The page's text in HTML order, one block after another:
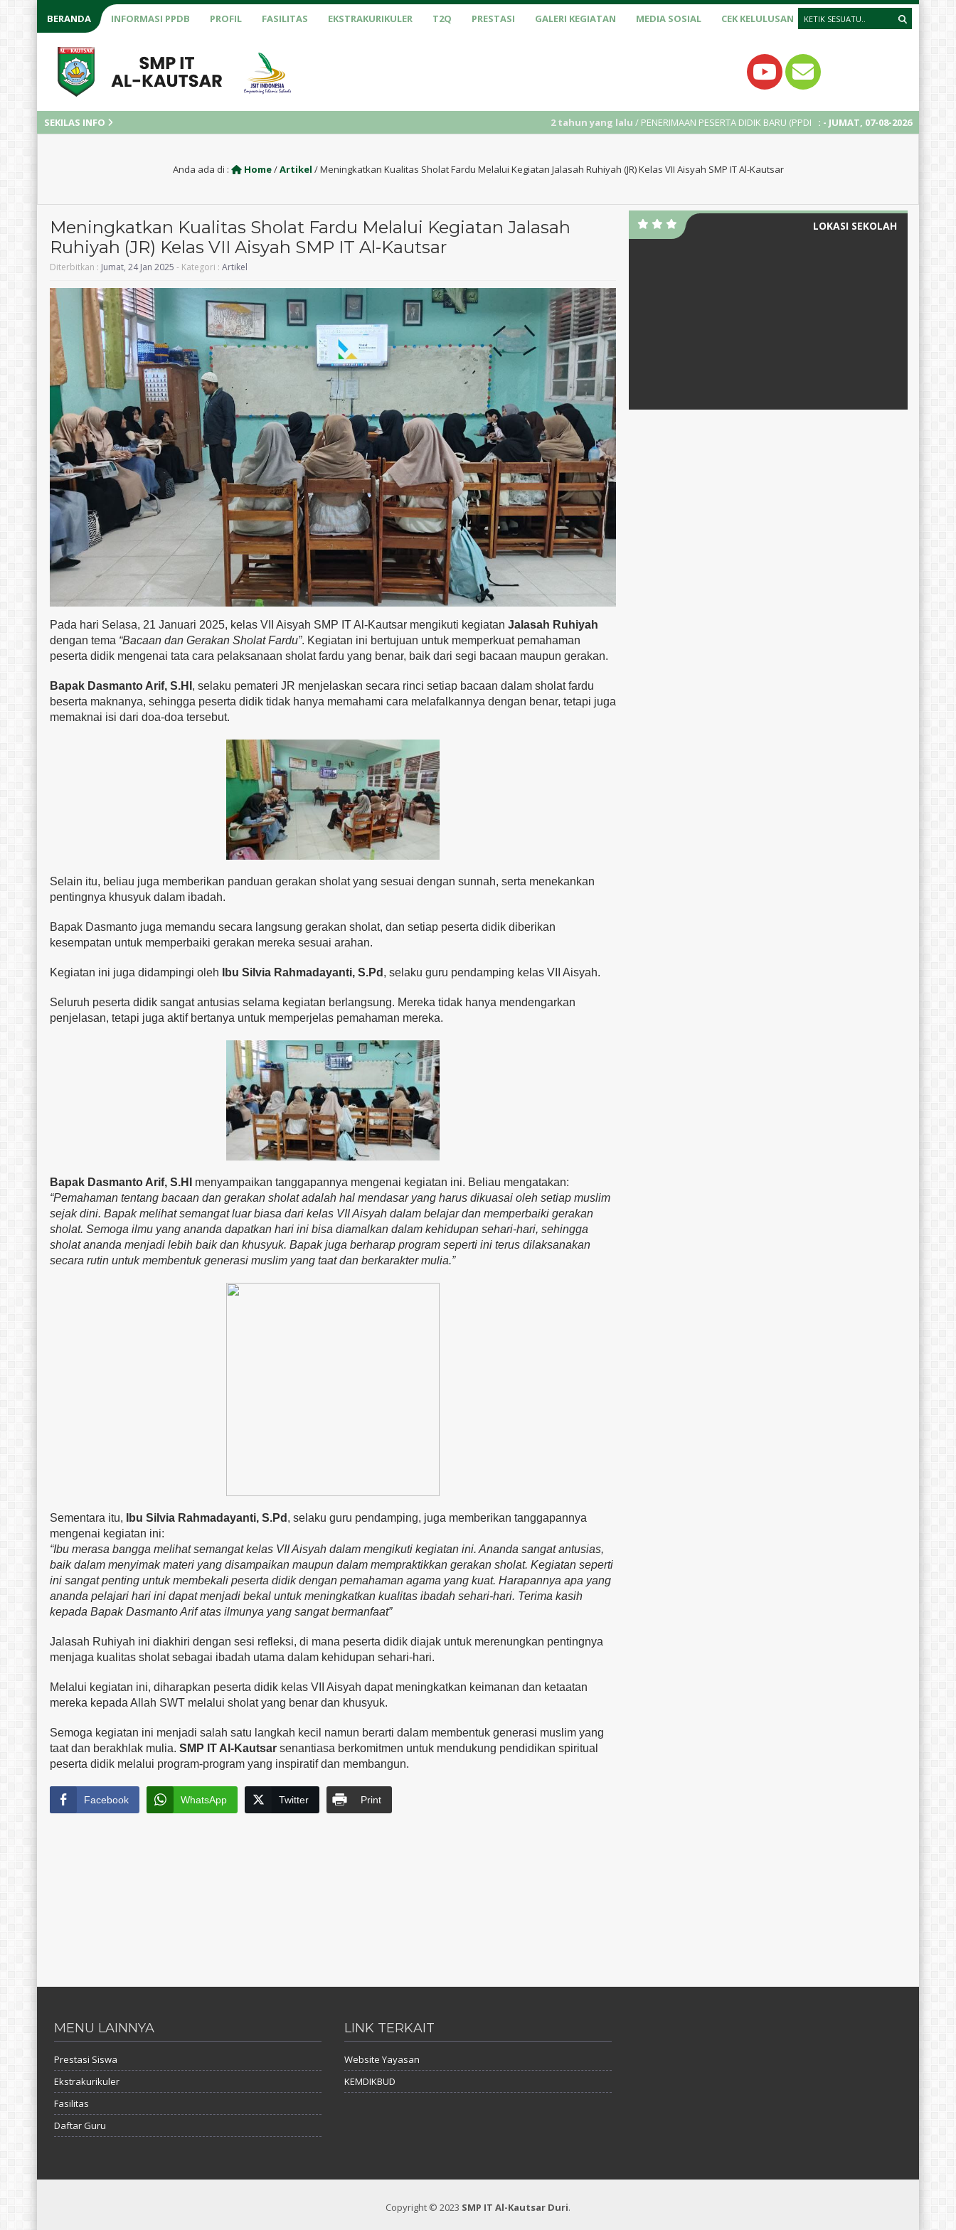
BERANDA INFORMASI PPDB PROFIL FASILITAS EKSTRAKURIKULER T2Q PRESTASI GALERI KEGIATAN MEDIA SOSIAL CEK KELULUSAN
SEKILAS INFO : - JUMAT, 07-08-2026
2 tahun yang lalu/ PENERIMAAN PESERTA DIDIK BARU (PPDB) TAHUN AJARAN 2025/2026 2 tahun
Anda ada di : Home/Artikel /Meningkatkan Kualitas Sholat Fardu Melalui Kegiatan Jalasah Ruhiyah (JR) Kelas VII Aisyah SMP IT Al-Kautsar
Meningkatkan Kualitas Sholat Fardu Melalui Kegiatan Jalasah
Ruhiyah (JR) Kelas VII Aisyah SMP IT Al-Kautsar
Diterbitkan : Jumat, 24 Jan 2025 - Kategori : Artikel
Pada hari Selasa, 21 Januari 2025, kelas VII Aisyah SMP IT Al-Kautsar mengikuti kegiatan Jalasah Ruhiyah
dengan tema “Bacaan dan Gerakan Sholat Fardu”. Kegiatan ini bertujuan untuk memperkuat pemahaman
peserta didik mengenai tata cara pelaksanaan sholat fardu yang benar, baik dari segi bacaan maupun gerakan.
Bapak Dasmanto Arif, S.HI , selaku pemateri JR menjelaskan secara rinci setiap bacaan dalam sholat fardu
beserta maknanya, sehingga peserta didik tidak hanya memahami cara melafalkannya dengan benar, tetapi juga
memaknai isi dari doa-doa tersebut.
Selain itu, beliau juga memberikan panduan gerakan sholat yang sesuai dengan sunnah, serta menekankan
pentingnya khusyuk dalam ibadah.
Bapak Dasmanto juga memandu secara langsung gerakan sholat, dan setiap peserta didik diberikan
kesempatan untuk memperbaiki gerakan mereka sesuai arahan.
Kegiatan ini juga didampingi oleh Ibu Silvia Rahmadayanti, S.Pd , selaku guru pendamping kelas VII Aisyah.
Seluruh peserta didik sangat antusias selama kegiatan berlangsung. Mereka tidak hanya mendengarkan
penjelasan, tetapi juga aktif bertanya untuk memperjelas pemahaman mereka.
Bapak Dasmanto Arif, S.HI
menyampaikan tanggapannya mengenai kegiatan ini. Beliau mengatakan:
“Pemahaman tentang bacaan dan gerakan sholat adalah hal mendasar yang harus dikuasai oleh setiap muslim
sejak dini. Bapak melihat semangat luar biasa dari kelas VII Aisyah dalam belajar dan memperbaiki gerakan
sholat. Semoga ilmu yang ananda dapatkan hari ini bisa diamalkan dalam kehidupan sehari-hari, sehingga
sholat ananda menjadi lebih baik dan khusyuk. Bapak juga berharap program seperti ini terus dilaksanakan
secara rutin untuk membentuk generasi muslim yang taat dan berkarakter mulia.”
Sementara itu, Ibu Silvia Rahmadayanti, S.Pd , selaku guru pendamping, juga memberikan tanggapannya
mengenai kegiatan ini:
“Ibu merasa bangga melihat semangat kelas VII Aisyah dalam mengikuti kegiatan ini. Ananda sangat antusias,
baik dalam menyimak materi yang disampaikan maupun dalam mempraktikkan gerakan sholat. Kegiatan seperti
ini sangat penting untuk membekali peserta didik dengan pemahaman agama yang kuat. Harapannya apa yang
ananda pelajari hari ini dapat menjadi bekal untuk meningkatkan kualitas ibadah sehari-hari. Terima kasih
kepada Bapak Dasmanto Arif atas ilmunya yang sangat bermanfaat”
Jalasah Ruhiyah ini diakhiri dengan sesi refleksi, di mana peserta didik diajak untuk merenungkan pentingnya
menjaga kualitas sholat sebagai ibadah utama dalam kehidupan sehari-hari.
Melalui kegiatan ini, diharapkan peserta didik kelas VII Aisyah dapat meningkatkan keimanan dan ketaatan
mereka kepada Allah SWT melalui sholat yang benar dan khusyuk.
Semoga kegiatan ini menjadi salah satu langkah kecil namun berarti dalam membentuk generasi muslim yang
taat dan berakhlak mulia. SMP IT Al-Kautsar senantiasa berkomitmen untuk mendukung pendidikan spiritual
peserta didik melalui program-program yang inspiratif dan membangun.
Facebook WhatsApp Twitter Print
LOKASI SEKOLAH
MENU LAINNYA
Prestasi Siswa
Ekstrakurikuler
Fasilitas
Daftar Guru
LINK TERKAIT
Website Yayasan
KEMDIKBUD
Copyright © 2023 SMP IT Al-Kautsar Duri.